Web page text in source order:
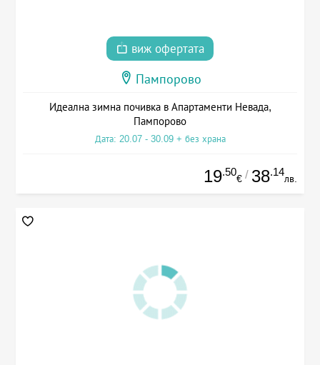
виж офертата
Пампорово
Идеална зимна почивка в Апартаменти Невада,
Пампорово
Дата: 20.07 - 30.09 + без храна
19.50
€ / 38.14
лв.